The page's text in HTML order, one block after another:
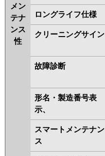
メン
テナ
ンス
性
ロングライフ仕様
クリーニングサイン
故障診断
形名・製造番号表
示、
スマートメンテナン
ス